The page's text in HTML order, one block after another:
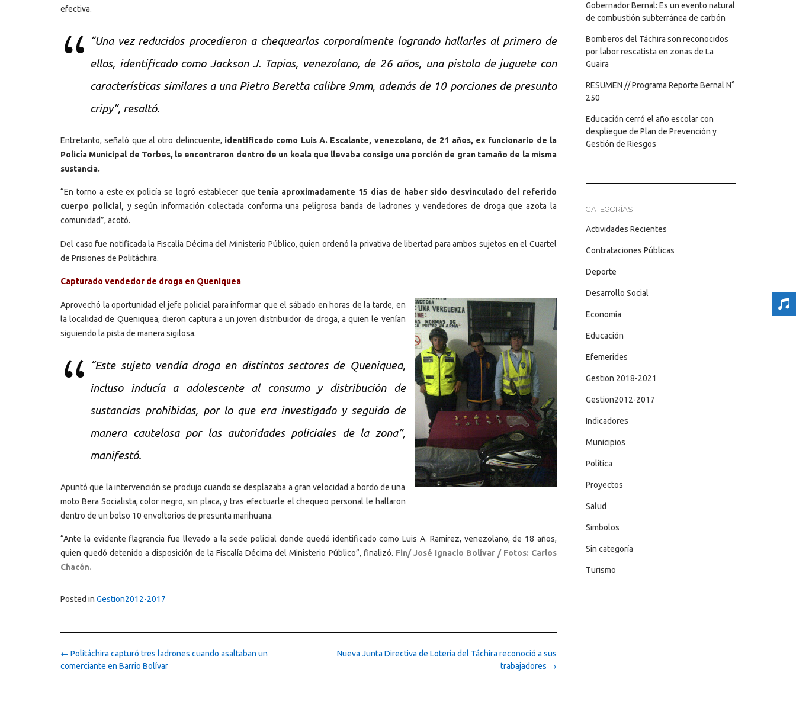
efectiva.
“Una vez reducidos procedieron a chequearlos corporalmente logrando hallarles al primero de
ellos, identificado como Jackson J. Tapias, venezolano, de 26 años, una pistola de juguete con
características similares a una Pietro Beretta calibre 9mm, además de 10 porciones de presunto
cripy”, resaltó.
Entretanto, señaló que al otro delincuente, identificado como Luis A. Escalante, venezolano, de 21 años, ex funcionario de la
Policía Municipal de Torbes, le encontraron dentro de un koala que llevaba consigo una porción de gran tamaño de la misma
sustancia.
“En torno a este ex policía se logró establecer que tenía aproximadamente 15 días de haber sido desvinculado del referido
cuerpo policial, y según información colectada conforma una peligrosa banda de ladrones y vendedores de droga que azota la
comunidad”, acotó.
Del caso fue notificada la Fiscalía Décima del Ministerio Público, quien ordenó la privativa de libertad para ambos sujetos en el Cuartel
de Prisiones de Politáchira.
Capturado vendedor de droga en Queniquea
Aprovechó la oportunidad el jefe policial para informar que el sábado en horas de la tarde, en
la localidad de Queniquea, dieron captura a un joven distribuidor de droga, a quien le venían
siguiendo la pista de manera sigilosa.
“Este sujeto vendía droga en distintos sectores de Queniquea,
incluso inducía a adolescente al consumo y distribución de
sustancias prohibidas, por lo que era investigado y seguido de
manera cautelosa por las autoridades policiales de la zona”,
manifestó.
Apuntó que la intervención se produjo cuando se desplazaba a gran velocidad a bordo de una
moto Bera Socialista, color negro, sin placa, y tras efectuarle el chequeo personal le hallaron
dentro de un bolso 10 envoltorios de presunta marihuana.
“Ante la evidente flagrancia fue llevado a la sede policial donde quedó identificado como Luis A. Ramírez, venezolano, de 18 años,
quien quedó detenido a disposición de la Fiscalía Décima del Ministerio Público”, finalizó. Fin/ José Ignacio Bolívar / Fotos: Carlos
Chacón.
Posted in Gestion2012-2017
Post
navigation
Nueva Junta Directiva de Lotería del Táchira reconoció a sus
trabajadores →
← Politáchira capturó tres ladrones cuando asaltaban un
comerciante en Barrio Bolívar
Gobernador Bernal: Es un evento natural
de combustión subterránea de carbón
Bomberos del Táchira son reconocidos
por labor rescatista en zonas de La
Guaira
RESUMEN // Programa Reporte Bernal N°
250
Educación cerró el año escolar con
despliegue de Plan de Prevención y
Gestión de Riesgos
CATEGORÍAS
Actividades Recientes
Contrataciones Públicas
Deporte
Desarrollo Social
Economía
Educación
Efemerides
Gestion 2018-2021
Gestion2012-2017
Indicadores
Municipios
Política
Proyectos
Salud
Simbolos
Sin categoría
Turismo